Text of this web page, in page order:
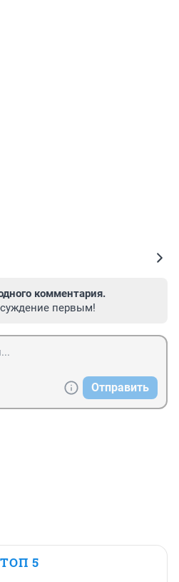
комментария.
первым!
Отправить
ТОП 5